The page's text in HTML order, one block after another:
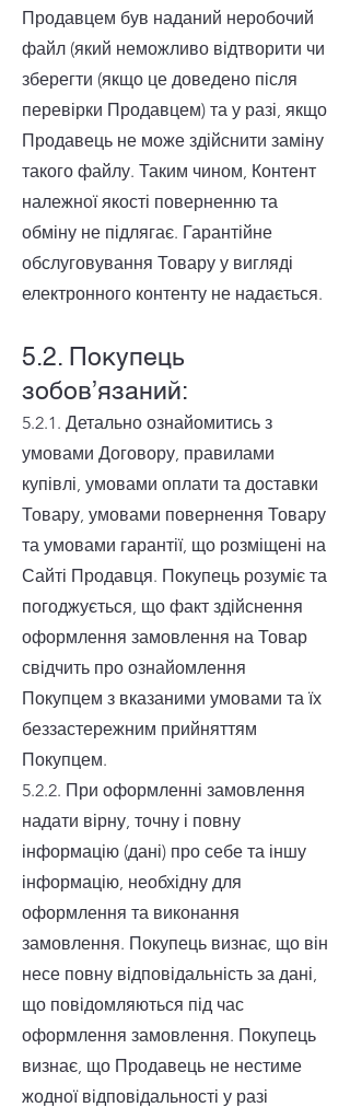
Продавцем був наданий неробочий
файл (який неможливо відтворити чи
зберегти (якщо це доведено після
перевірки Продавцем) та у разі, якщо
Продавець не може здійснити заміну
такого файлу. Таким чином, Контент
належної якості поверненню та
обміну не підлягає. Гарантійне
обслуговування Товару у вигляді
електронного контенту не надається.
5.2. Покупець
зобов’язаний:
5.2.1. Детально ознайомитись з
умовами Договору, правилами
купівлі, умовами оплати та доставки
Товару, умовами повернення Товару
та умовами гарантії, що розміщені на
Сайті Продавця. Покупець розуміє та
погоджується, що факт здійснення
оформлення замовлення на Товар
свідчить про ознайомлення
Покупцем з вказаними умовами та їх
беззастережним прийняттям
Покупцем.
5.2.2. При оформленні замовлення
надати вірну, точну і повну
інформацію (дані) про себе та іншу
інформацію, необхідну для
оформлення та виконання
замовлення. Покупець визнає, що він
несе повну відповідальність за дані,
що повідомляються під час
оформлення замовлення. Покупець
визнає, що Продавець не нестиме
жодної відповідальності у разі